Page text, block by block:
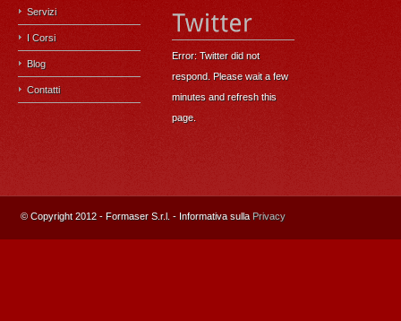
Servizi
I Corsi
Blog
Contatti
Error: Twitter did not
respond. Please wait a few
minutes and refresh this
page.
© Copyright 2012 - Formaser S.r.l. - Informativa sulla Privacy